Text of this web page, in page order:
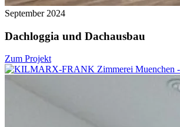
September 2024
Dachloggia und Dachausbau
Zum Projekt